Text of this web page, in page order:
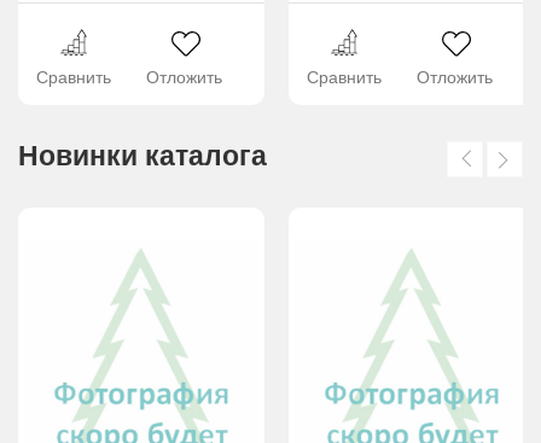
Сравнить Отложить Сравнить Отложить
Новинки каталога